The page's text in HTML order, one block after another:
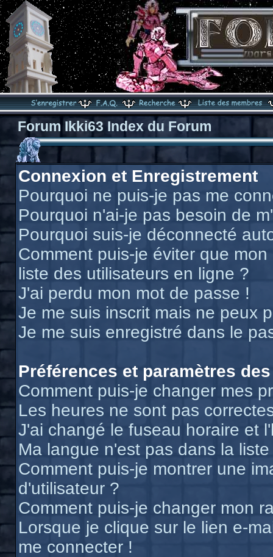
Forum Ikki63 Index du Forum
Connexion et Enregistrement
Pourquoi ne puis-je pas me
Pourquoi n'ai-je pas besoin de
Pourquoi suis-je déconnecté
Comment puis-je éviter que
liste des utilisateurs en ligne ?
J'ai perdu mon mot de passe !
Je me suis inscrit mais ne peux
Je me suis enregistré dans le
Préférences et paramètres
Comment puis-je changer mes
Les heures ne sont pas
J'ai changé le fuseau horaire et
Ma langue n'est pas dans la liste
Comment puis-je montrer une
d'utilisateur ?
Comment puis-je changer mon
Lorsque je clique sur le lien e-
me connecter !